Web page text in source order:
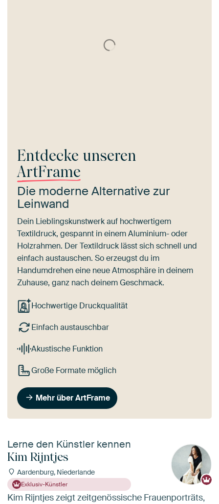
Entdecke unseren
ArtFrame
Die moderne Alternative zur
Leinwand
Dein Lieblingskunstwerk auf hochwertigem
Textildruck, gespannt in einem Aluminium- oder
Holzrahmen. Der Textildruck lässt sich schnell und
einfach austauschen. So erzeugst du im
Handumdrehen eine neue Atmosphäre in deinem
Zuhause, ganz nach deinem Geschmack.
Hochwertige Druckqualität
Einfach austauschbar
Akustische Funktion
Große Formate möglich
Mehr über ArtFrame
Lerne den Künstler kennen
Kim Rijntjes
Aardenburg, Niederlande
Exklusiv-Künstler
Kim Rijntjes zeigt zeitgenössische Frauenporträts,